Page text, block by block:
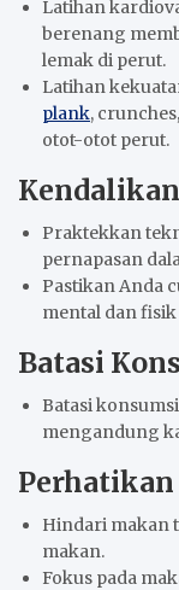
Latihan
berenang
lemak di perut.
Latihan
plank,
otot-otot perut.
Praktekkan
pernapasan
Pastikan Anda
mental dan fisik
Batasi
Batasi
mengandung
Perhatikan
Hindari makan
makan.
Fokus pada